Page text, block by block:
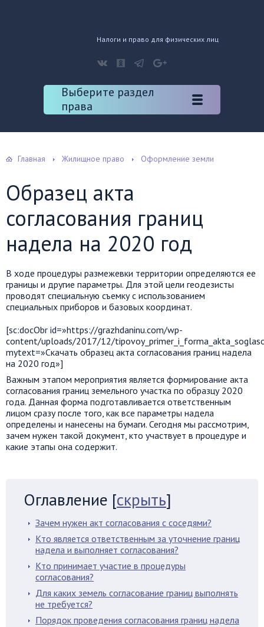
Налоги и право для физических лиц
Выберите раздел
права
Главная Жилищное право Оформление земли
Образец акта
согласования границ
надела на 2020 год
В ходе процедуры размежевки территории определяются ее
границы и другие параметры. Для этой цели геодезисты
проводят специальную съемку с использованием
специальных приборов и базовых координат.
[sc:docObr id=»https://grazhdaninu.com/wp-
content/uploads/2017/12/
mytext=»Скачать образец акта согласования границ надела
на 2020 год»]
Важным этапом мероприятия является формирование акта
согласования границ земельного участка по образцу 2020
года. Данная форма подготавливается ответственным
лицом сразу после того, как все параметры надела
определены и нанесены на бумаги. Сегодня мы рассмотрим,
зачем нужен такой документ, кто участвует в процедуре и
какие этапы она содержит.
Оглавление [скрыть]
Зачем нужен акт согласования с соседями?
Кто является ответственным за уточнение границ
надела и выполняет согласования?
Кто принимает участие в процедуры
согласования?
Для каких земель согласование границ выполнять
не требуется?
Порядок проведения согласования границ надела